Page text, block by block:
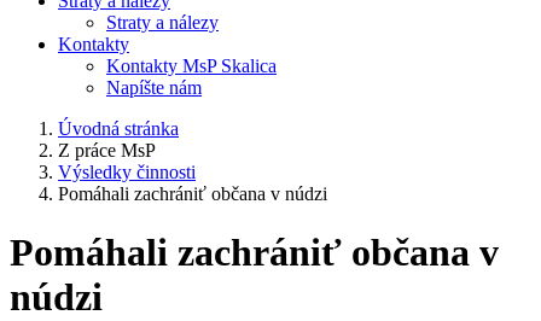
Straty a nálezy
Kontakty
Kontakty MsP Skalica
Napíšte nám
Úvodná stránka
Z práce MsP
Výsledky činnosti
Pomáhali zachrániť občana v núdzi
Pomáhali zachrániť občana v
núdzi